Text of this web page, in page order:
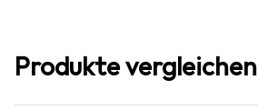
Produkte vergleichen